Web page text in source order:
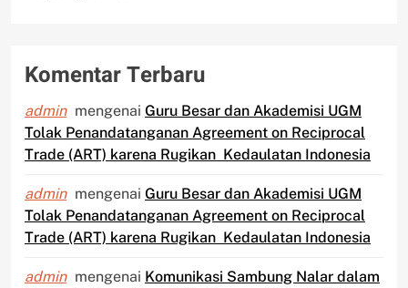
Komentar Terbaru
admin mengenai Guru Besar dan Akademisi UGM
Tolak Penandatanganan Agreement on Reciprocal
Trade (ART) karena Rugikan Kedaulatan Indonesia
admin mengenai Guru Besar dan Akademisi UGM
Tolak Penandatanganan Agreement on Reciprocal
Trade (ART) karena Rugikan Kedaulatan Indonesia
admin mengenai Komunikasi Sambung Nalar dalam